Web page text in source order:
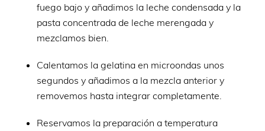
fuego bajo y añadimos la leche condensada y la
pasta concentrada de leche merengada y
mezclamos bien.
Calentamos la gelatina en microondas unos
segundos y añadimos a la mezcla anterior y
removemos hasta integrar completamente.
Reservamos la preparación a temperatura